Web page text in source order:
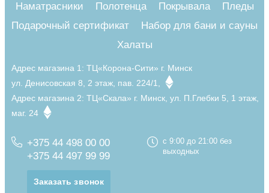
Наматрасники
Полотенца Покрывала
Пледы
Подарочный сертификат
Набор для бани и сауны
Халаты
Адрес магазина 1: ТЦ«Корона-Сити» г. Минск
ул. Денисовская 8, 2 этаж, пав. 224/1,
Адрес магазина 2: ТЦ«Скала» г. Минск, ул. П.Глебки 5, 1 этаж,
маг. 24
+375 44 498 00 00
+375 44 497 99 99
Заказать звонок
с 9:00 до 21:00 без
выходных